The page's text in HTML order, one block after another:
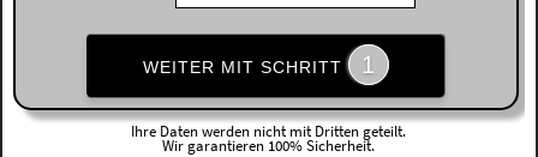
WEITER MIT SCHRITT 1
Ihre Daten werden nicht mit Dritten geteilt.
Wir garantieren 100% Sicherheit.